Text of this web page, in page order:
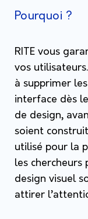
Pourquoi ?
RITE vous
vos
à supprimer
interface dès
de design,
soient
utilisé pour la
les
design visuel
attirer